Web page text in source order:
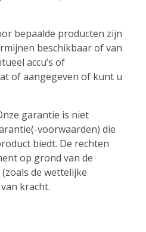
bepaalde producten zijn
beschikbaar of van
accu’s of
of aangegeven of kunt u
garantie is niet
voorwaarden) die
biedt. De rechten
op grond van de
de wettelijke
kracht.